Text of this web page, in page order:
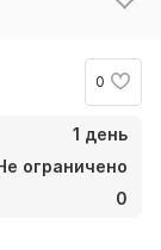
0
1 день
ограничено
0